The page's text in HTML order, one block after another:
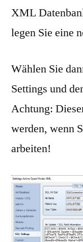
XML
legen Sie eine
Wählen Sie
Settings und
Achtung:
werden, wenn
arbeiten!